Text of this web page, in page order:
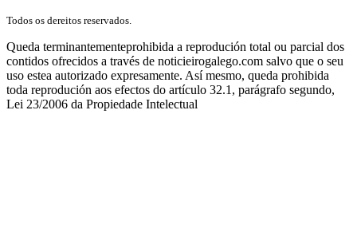
Todos os dereitos reservados.
Queda terminantementeprohibida a reprodución total ou parcial dos
contidos ofrecidos a través de noticieirogalego.com salvo que o seu
uso estea autorizado expresamente. Así mesmo, queda prohibida
toda reprodución aos efectos do artículo 32.1, parágrafo segundo,
Lei 23/2006 da Propiedade Intelectual